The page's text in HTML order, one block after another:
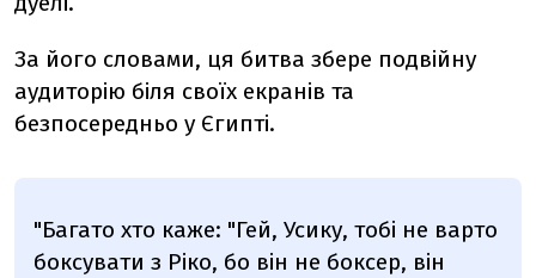
За його словами, ця битва збере подвійну
аудиторію біля своїх екранів та
безпосередньо у Єгипті.
"Багато хто каже: "Гей, Усику, тобі не варто
боксувати з Ріко, бо він не боксер, він